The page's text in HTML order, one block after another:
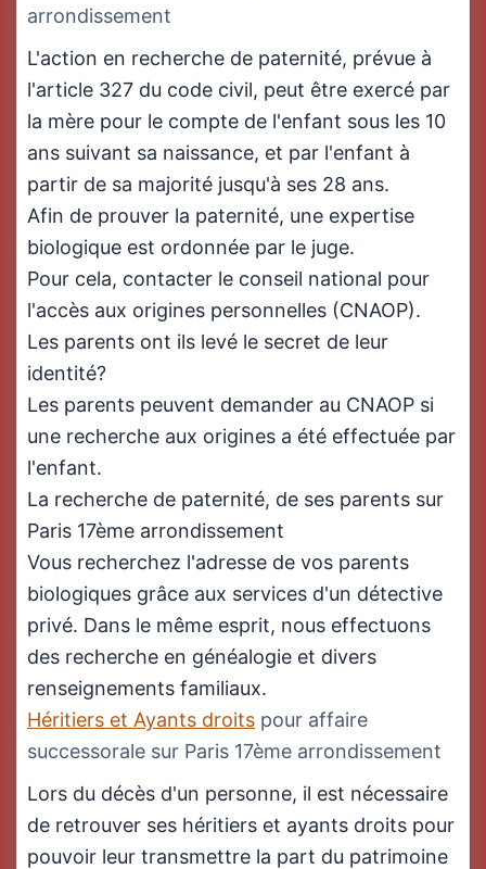
arrondissement
L'action en recherche de paternité, prévue à
l'article 327 du code civil, peut être exercé par
la mère pour le compte de l'enfant sous les 10
ans suivant sa naissance, et par l'enfant à
partir de sa majorité jusqu'à ses 28 ans.
Afin de prouver la paternité, une expertise
biologique est ordonnée par le juge.
Pour cela, contacter le conseil national pour
l'accès aux origines personnelles (CNAOP).
Les parents ont ils levé le secret de leur
identité?
Les parents peuvent demander au CNAOP si
une recherche aux origines a été effectuée par
l'enfant.
La recherche de paternité, de ses parents sur
Paris 17ème arrondissement
Vous recherchez l'adresse de vos parents
biologiques grâce aux services d'un détective
privé. Dans le même esprit, nous effectuons
des recherche en généalogie et divers
renseignements familiaux.
Héritiers et Ayants droits pour affaire
successorale sur Paris 17ème arrondissement
Lors du décès d'un personne, il est nécessaire
de retrouver ses héritiers et ayants droits pour
pouvoir leur transmettre la part du patrimoine